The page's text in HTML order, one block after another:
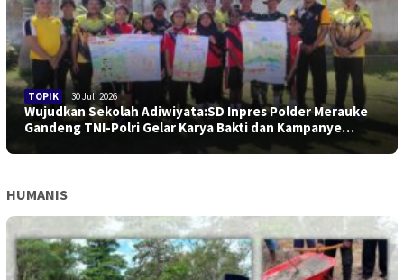
TOPIK 30 Juli 2026
Wujudkan Sekolah Adiwiyata:SD Inpres Polder Merauke
Gandeng TNI-Polri Gelar Karya Bakti dan Kampanye…
HUMANIS